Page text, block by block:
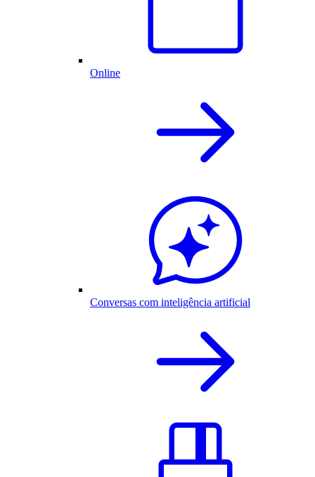
Online
Conversas com inteligência artificial